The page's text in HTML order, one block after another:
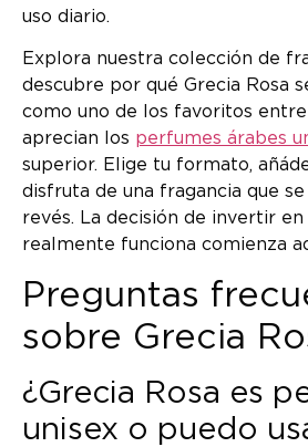
uso diario.
Explora nuestra colección de
descubre por qué Grecia Rosa
como uno de los favoritos entre
aprecian los perfumes árabes
superior. Elige tu formato,
disfruta de una fragancia que se
revés. La decisión de invertir en
realmente funciona comienza
Preguntas
sobre Grecia
¿Grecia Rosa es
unisex o puedo